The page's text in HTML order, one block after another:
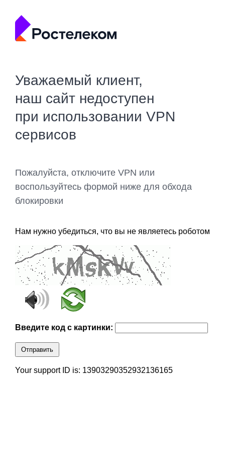
Уважаемый клиент,
наш сайт недоступен
при использовании VPN
сервисов
Пожалуйста, отключите VPN или
воспользуйтесь формой ниже для обхода
блокировки
Нам нужно убедиться, что вы не являетесь роботом
Введите код с картинки:
Отправить
Your support ID is: 13903290352932136165